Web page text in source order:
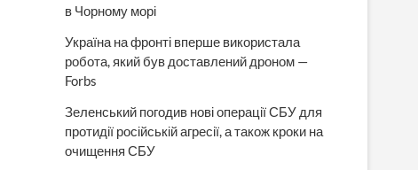
в Чорному морі
Україна на фронті вперше використала
робота, який був доставлений дроном —
Forbs
Зеленський погодив нові операції СБУ для
протидії російській агресії, а також кроки на
очищення СБУ